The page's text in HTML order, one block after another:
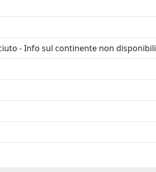
- Info sul continente non disponibili